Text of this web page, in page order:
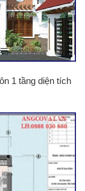
1 tầng diện tích